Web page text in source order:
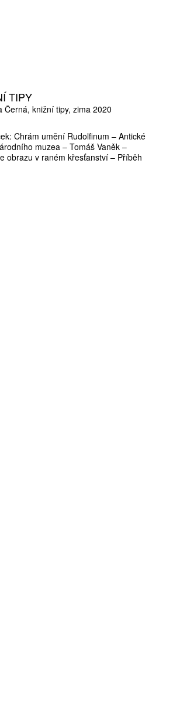
TIPY
Černá knižní tipy zima 2020
Chrám umění Rudolfinum – Antické
muzea – Tomáš Vaněk –
obrazu v raném křesťanství – Příběh